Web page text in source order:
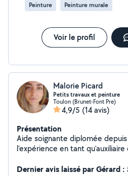
Peinture Peinture murale
Voir le profil
Malorie Picard
Petits travaux et peinture
Toulon (Brunet-Font Pre)
4,9/5 (14 avis)
Présentation
Aide soignante diplomée
l'expérience en tant
domicile, - entretien de remise en état,
Dernier avis laissé par Gérard